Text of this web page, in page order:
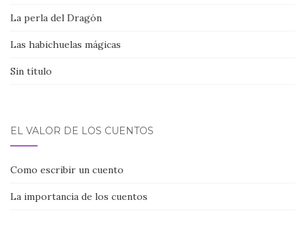
La perla del Dragón
Las habichuelas mágicas
Sin título
EL VALOR DE LOS CUENTOS
Como escribir un cuento
La importancia de los cuentos